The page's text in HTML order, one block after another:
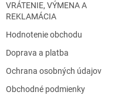
VRÁTENIE, VÝMENA A
REKLAMÁCIA
Hodnotenie obchodu
Doprava a platba
Ochrana osobných údajov
Obchodné podmienky